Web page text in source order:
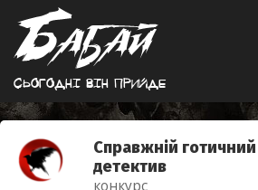
Сьогоднi вiн прийде
Справжній готичний
детектив
конкурс